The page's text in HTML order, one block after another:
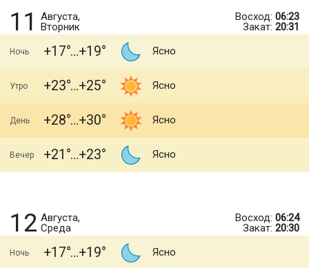
11
Августа,
Вторник
Восход: 06:23
Закат: 20:31
Ночь +17 +19 Ясно
Утро +23 +25 Ясно
День +28 +30 Ясно
Вечер +21 +23 Ясно
12 Августа,
Среда
Восход: 06:24
Закат: 20:30
Ночь +17 +19 Ясно